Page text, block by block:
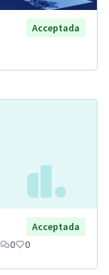
Acceptada
Acceptada
0 0